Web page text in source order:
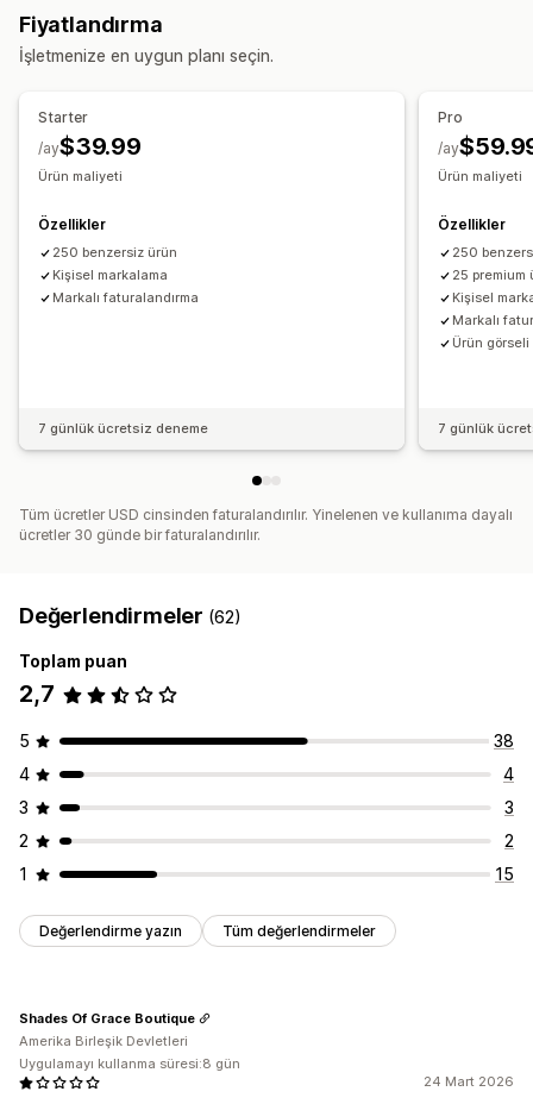
Amerika Birleşik Devletleri
İspanya
Ambalaj ekstraları
Kargo seçenekleri
White label
Çevre dostu kargo
Çoklu kargo
Fiyatlandırma
İşletmenize en uygun planı seçin.
Starter
$39.99
/ay
Ürün maliyeti
Özellikler
250 benzersiz ürün
Kişisel markalama
Markalı faturalandırma
7 günlük ücretsiz deneme
Pro
/ay
Ürün maliyeti
Özellikler
250
25 premium
Kişisel
Markalı
Ürün görseli
7 günlük
Tüm ücretler USD cinsinden faturalandırılır. Yinelenen ve kullanıma dayalı
ücretler 30 günde bir faturalandırılır.
Değerlendirmeler (62)
Toplam puan
2,7
5
38
4
4
3
3
2
2
1
15
Değerlendirme yazın Tüm değerlendirmeler
24 Mart 2026
Shades Of Grace Boutique
Amerika Birleşik Devletleri
Uygulamayı kullanma süresi:8 gün